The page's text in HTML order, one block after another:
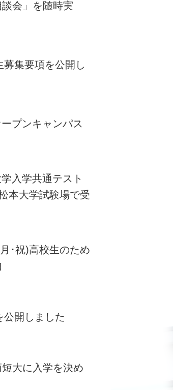
会」を随時実
集要項を公開し
プンキャンパス
入学共通テスト
本大学試験場で受
･祝)高校生のため
公開しました
短大に入学を決め